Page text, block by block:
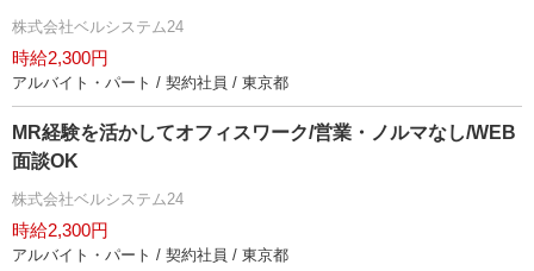
株式会社ベルシステム24
時給2,300円
アルバイト・パート / 契約社員 / 東京都
MR経験を活かしてオフィスワーク/営業・ノルマなし/WEB
面談OK
株式会社ベルシステム24
時給2,300円
アルバイト・パート / 契約社員 / 東京都